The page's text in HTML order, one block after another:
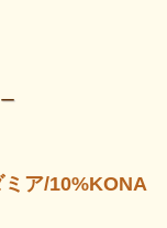
ア/10%KONA